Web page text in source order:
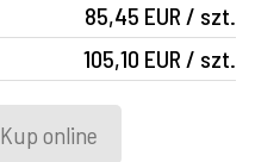
85,45 EUR / szt.
105,10 EUR / szt.
Kup online